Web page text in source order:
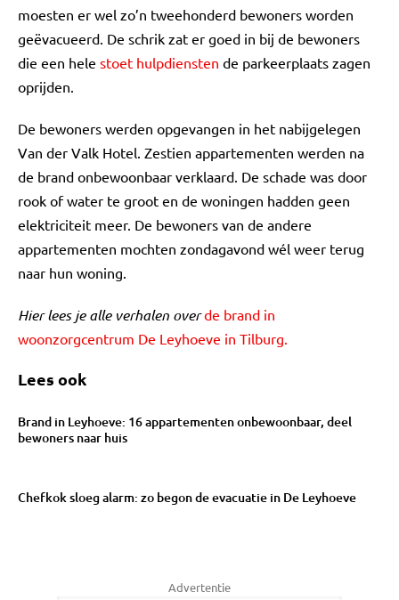
moesten er wel zo’n tweehonderd bewoners worden
geëvacueerd. De schrik zat er goed in bij de bewoners
die een hele stoet hulpdiensten de parkeerplaats zagen
oprijden.
De bewoners werden opgevangen in het nabijgelegen
Van der Valk Hotel. Zestien appartementen werden na
de brand onbewoonbaar verklaard. De schade was door
rook of water te groot en de woningen hadden geen
elektriciteit meer. De bewoners van de andere
appartementen mochten zondagavond wél weer terug
naar hun woning.
Hier lees je alle verhalen overde brand in
woonzorgcentrum De Leyhoeve in Tilburg.
Lees ook
Brand in Leyhoeve: 16 appartementen onbewoonbaar, deel
bewoners naar huis
Chefkok sloeg alarm: zo begon de evacuatie in De Leyhoeve
Advertentie